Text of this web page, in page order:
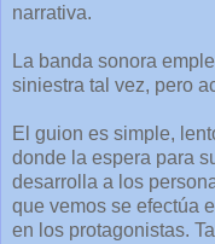
narrativa.
La banda sonora
siniestra tal vez, pero
El guion es simple,
donde la espera para
desarrolla a los
que vemos se efectúa
en los protagonistas.